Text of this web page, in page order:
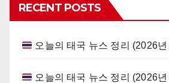
RECENT POSTS
오늘의 태국 뉴스 정리 (2026
오늘의 태국 뉴스 정리 (2026